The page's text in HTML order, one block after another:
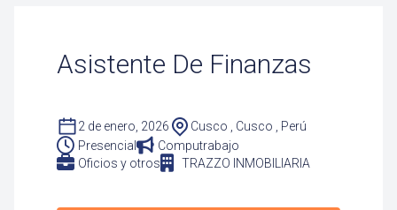
Asistente De Finanzas
2 de enero, 2026
Cusco , Cusco , Perú
Presencial
Computrabajo
Oficios y otros
TRAZZO INMOBILIARIA